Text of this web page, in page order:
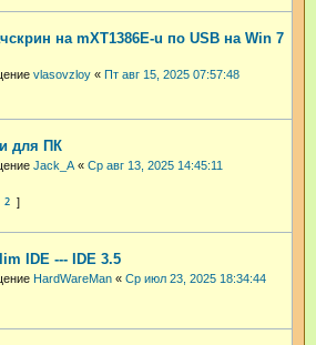
на mXT1386E-u по USB на Win 7
vlasovzloy « Пт авг 15, 2025 07:57:48
для ПК
Jack_A « Ср авг 13, 2025 14:45:11
2
IDE --- IDE 3.5
HardWareMan « Ср июл 23, 2025 18:34:44